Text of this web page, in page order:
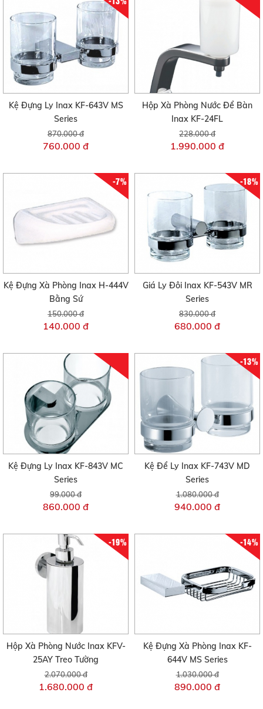
Kệ Đựng Ly Inax KF-643V MS
Series
870.000 đ
760.000 đ
Hộp Xà Phòng Nước Để Bàn
Inax KF-24FL
228.000 đ
1.990.000 đ
-7%
Kệ Đựng Xà Phòng Inax H-444V
Bằng Sứ
150.000 đ
140.000 đ
-18%
Giá Ly Đôi Inax KF-543V MR
Series
830.000 đ
680.000 đ
Kệ Đựng Ly Inax KF-843V MC
Series
99.000 đ
860.000 đ
-13%
Kệ Để Ly Inax KF-743V MD
Series
1.080.000 đ
940.000 đ
-19%
Hộp Xà Phòng Nước Inax KFV-
25AY Treo Tường
2.070.000 đ
1.680.000 đ
-14%
Kệ Đựng Xà Phòng Inax KF-
644V MS Series
1.030.000 đ
890.000 đ